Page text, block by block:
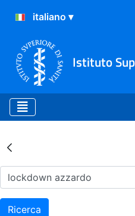
Istituto
Risultati
Ricerca